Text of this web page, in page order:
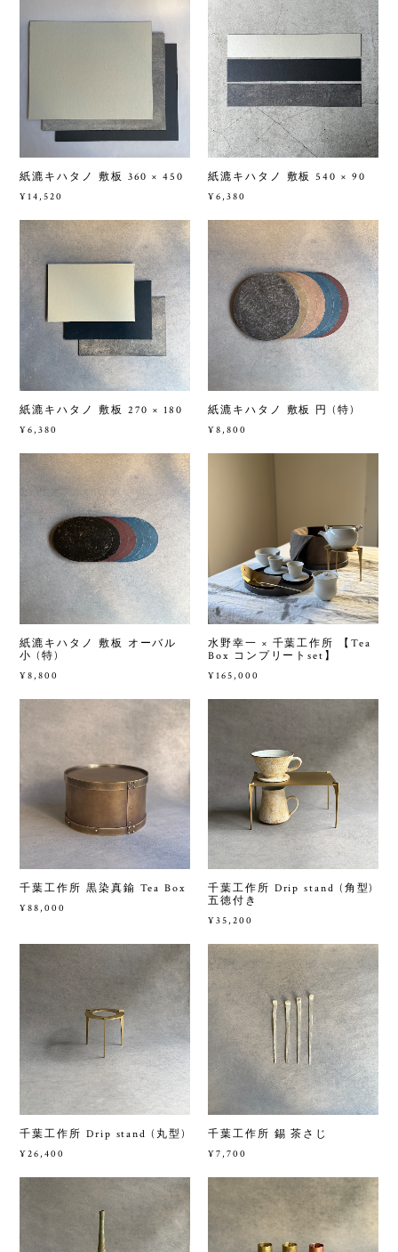
紙漉キハタノ 敷板 360 × 450
¥14,520
紙漉キハタノ 敷板 540 × 90
¥6,380
紙漉キハタノ 敷板 270 × 180
¥6,380
紙漉キハタノ 敷板 円 (特)
¥8,800
紙漉キハタノ 敷板 オーバル
小 (特)
¥8,800
水野幸一 × 千葉工作所 【Tea
Box コンプリートset】
¥165,000
千葉工作所 黒染真鍮 Tea Box
¥88,000
千葉工作所 Drip stand (角型)
五徳付き
¥35,200
千葉工作所 Drip stand (丸型)
¥26,400
千葉工作所 錫 茶さじ
¥7,700